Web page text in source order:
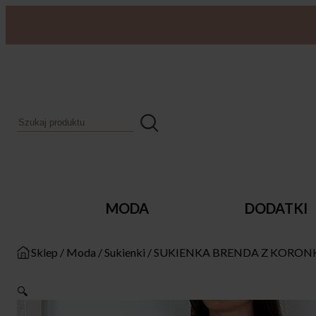
MODA DODATKI
Sklep / Moda /Sukienki /SUKIENKA BRENDA Z
🔍